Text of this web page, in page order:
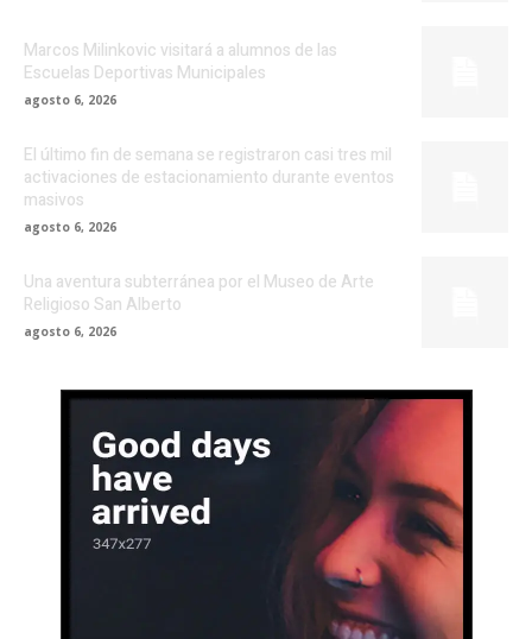
Marcos Milinkovic visitará a alumnos de las
Escuelas Deportivas Municipales
agosto 6, 2026
El último fin de semana se registraron casi tres mil
activaciones de estacionamiento durante eventos
masivos
agosto 6, 2026
Una aventura subterránea por el Museo de Arte
Religioso San Alberto
agosto 6, 2026